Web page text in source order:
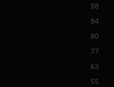
88
84
80
77
63
55